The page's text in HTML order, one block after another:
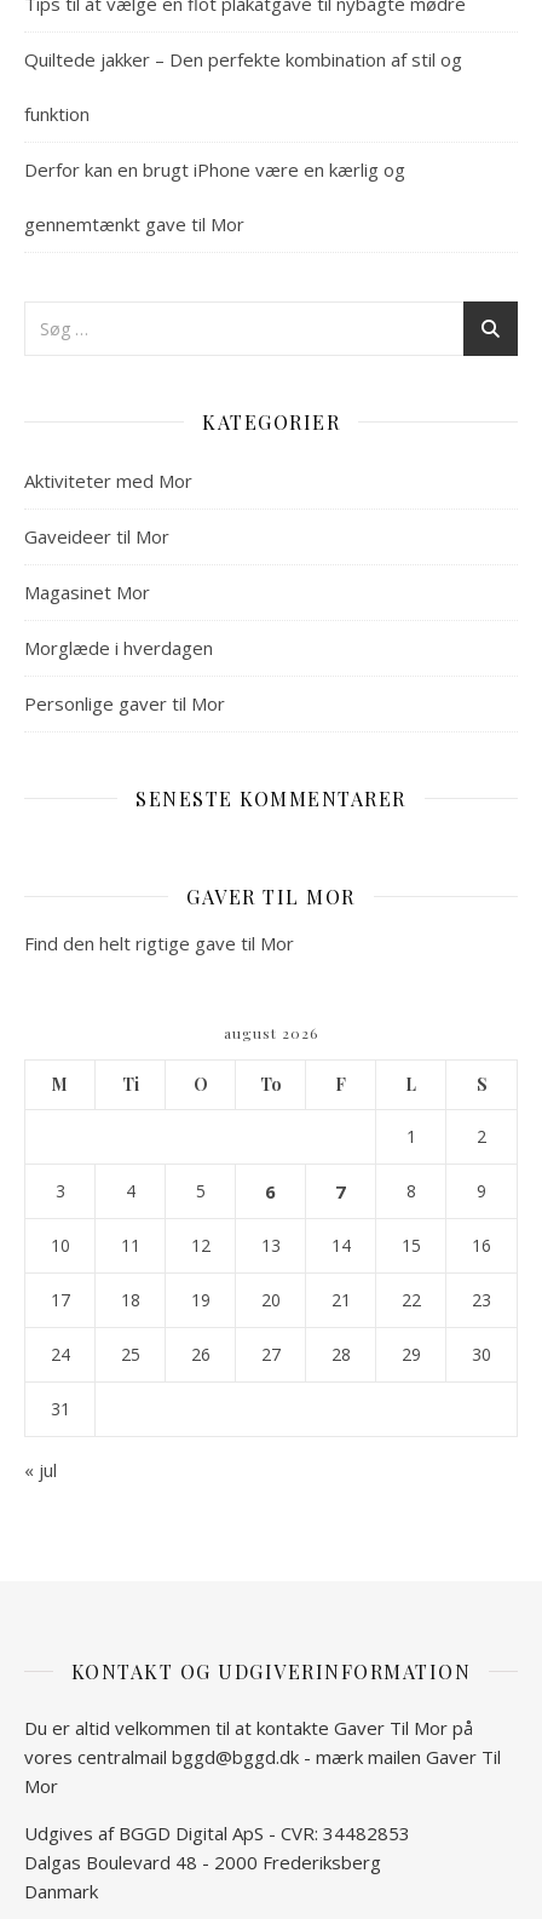
Quiltede jakker – Den perfekte kombination af stil og
funktion
Derfor kan en brugt iPhone være en kærlig og
gennemtænkt gave til Mor
KATEGORIER
Aktiviteter med Mor
Gaveideer til Mor
Magasinet Mor
Morglæde i hverdagen
Personlige gaver til Mor
SENESTE KOMMENTARER
GAVER TIL MOR
Find den helt rigtige gave til Mor
august 2026
M Ti O To F L S
1 2
3 4 5 6 7 8 9
10 11 12 13 14 15 16
17 18 19 20 21 22 23
24 25 26 27 28 29 30
31
« jul
KONTAKT OG UDGIVERINFORMATION
Du er altid velkommen til at kontakte Gaver Til Mor på
vores centralmail bggd@bggd.dk - mærk mailen Gaver Til
Mor
Udgives af BGGD Digital ApS - CVR: 34482853
Dalgas Boulevard 48 - 2000 Frederiksberg
Danmark